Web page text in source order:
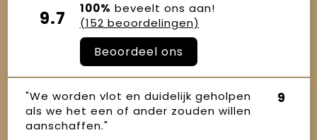
9.7 100% beveelt ons aan!
(152 beoordelingen)
Beoordeel ons
"We worden vlot en duidelijk geholpen
als we het een of ander zouden willen
aanschaffen."
9